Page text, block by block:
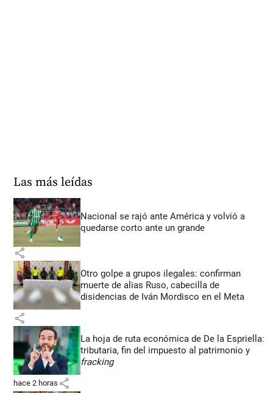
Las más leídas
Nacional se rajó ante América y volvió a
quedarse corto ante un grande
share
Otro golpe a grupos ilegales: confirman
muerte de alias Ruso, cabecilla de
disidencias de Iván Mordisco en el Meta
share
La hoja de ruta económica de De la Espriella:
tributaria, fin del impuesto al patrimonio y
fracking
hace 2 horas share